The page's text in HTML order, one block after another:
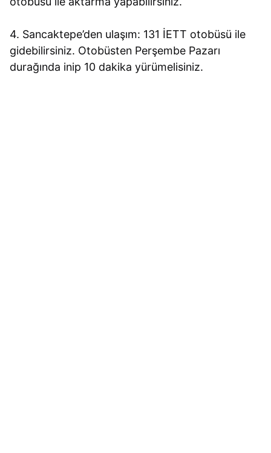
4. Sancaktepe’den ulaşım: 131 İETT otobüsü ile
gidebilirsiniz. Otobüsten Perşembe Pazarı
durağında inip 10 dakika yürümelisiniz.